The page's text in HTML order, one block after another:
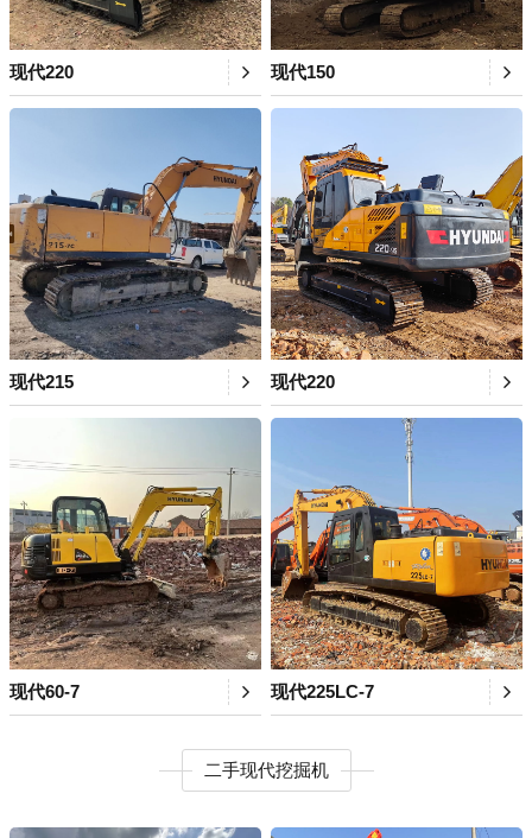
现代220 现代150
现代215 现代220
现代60-7 现代225LC-7
二手现代挖掘机